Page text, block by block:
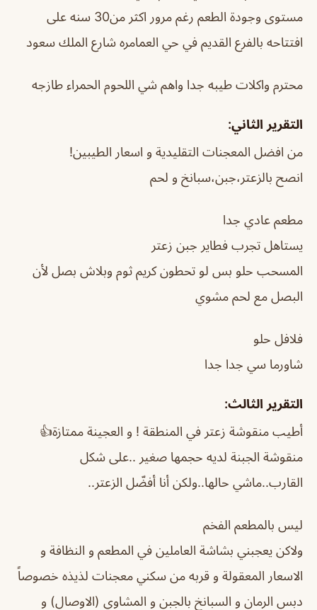
مستوى وجودة الطعم رغم مرور اكثر من30 سنه على
افتتاحه بالفرع القديم في حي العمامره شارع الملك سعود
محترم واكلات طيبه جدا واهم شي اللحوم الحمراء طازجه
التقرير الثاني:
من افضل المعجنات التقليدية و اسعار الطيبين!
انصح بالزعتر،جبن،سبانخ و لحم
مطعم عادي جدا
يستاهل تجرب فطاير جبن زعتر
المسحب حلو بس لو تحطون كريم ثوم وبلاش بصل لأن
البصل مع لحم مشوي
فلافل حلو
شاورما سي جدا جدا
التقرير الثالث:
أطيب منقوشة زعتر في المنطقة ! و العجينة ممتازة👍
منقوشة الجبنة لديه حجمها صغير ..على شكل
القارب..ماشي حالها..ولكن أنا أفضّل الزعتر..
ليس بالمطعم الفخم
ولاكن يعجبني بشاشة العاملين في المطعم و النظافة و
الاسعار المعقولة و قربه من سكني معجنات لذيذه خصوصاً
دبس الرمان و السبانخ بالجبن و المشاوي (الاوصال) و